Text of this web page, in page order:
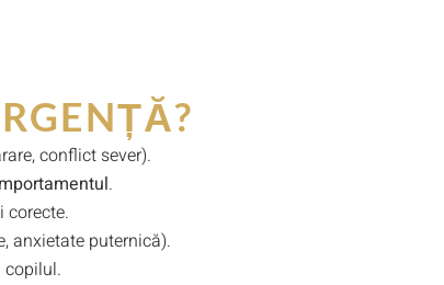
conflict sever).
.
corecte.
anxietate puternică).
copilul.